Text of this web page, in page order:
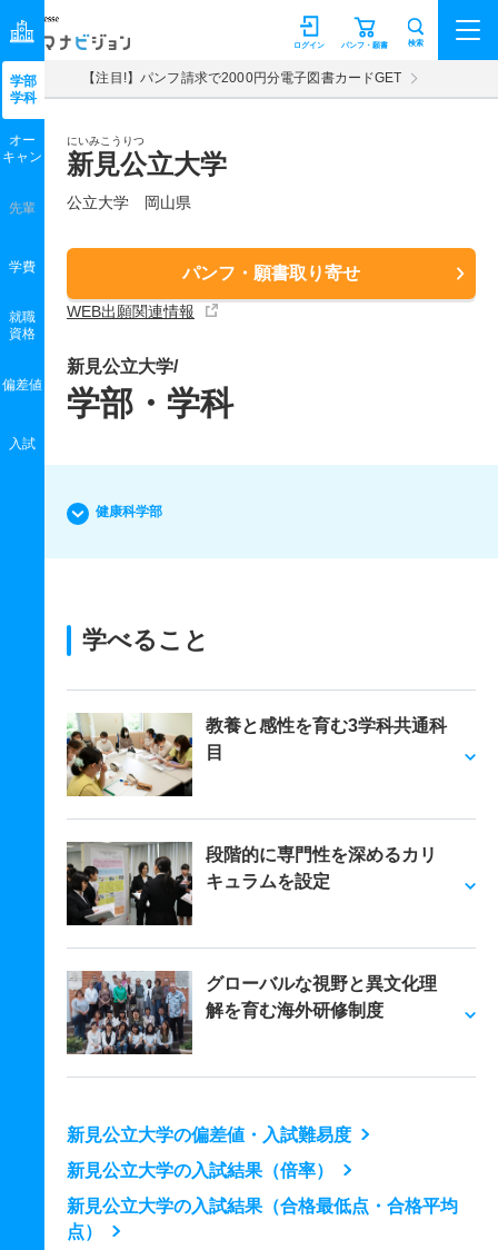
マナビジョン パンフ・願書
ログイン 検索
【注目!】パンフ請求で2000円分電子図書カードGET
にいみこうりつ
新見公立大学
公立大学 岡山県
パンフ・願書取り寄せ
WEB出願関連情報
学部
学科
オー
キャン
先輩
学費
就職
資格
偏差値
入試
新見公立大学/
学部・学科
健康科学部
学べること
教養と感性を育む3学科共通科
目
段階的に専門性を深めるカリ
キュラムを設定
グローバルな視野と異文化理
解を育む海外研修制度
新見公立大学の偏差値・入試難易度
新見公立大学の入試結果（倍率）
新見公立大学の入試結果（合格最低点・合格平均
点）